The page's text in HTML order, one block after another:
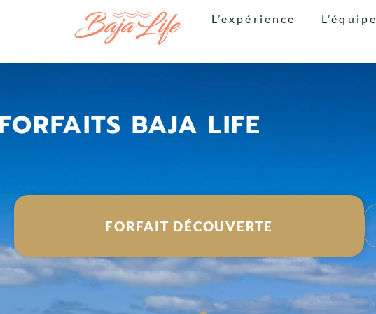
L’expérience L’équipe
BAJA LIFE
FORFAIT DÉCOUVERTE